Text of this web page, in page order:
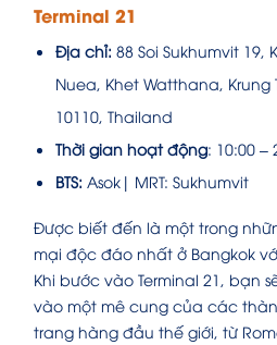
Terminal 21
Địa chỉ: 88 Soi Sukhumvit 19,
Nuea, Khet Watthana,
10110, Thailand
Thời gian hoạt động: 10:00 –
BTS: Asok| MRT: Sukhumvit
Được biết đến là một trong
mại độc đáo nhất ở Bangkok
Khi bước vào Terminal 21, bạn
vào một mê cung của các
trang hàng đầu thế giới, từ